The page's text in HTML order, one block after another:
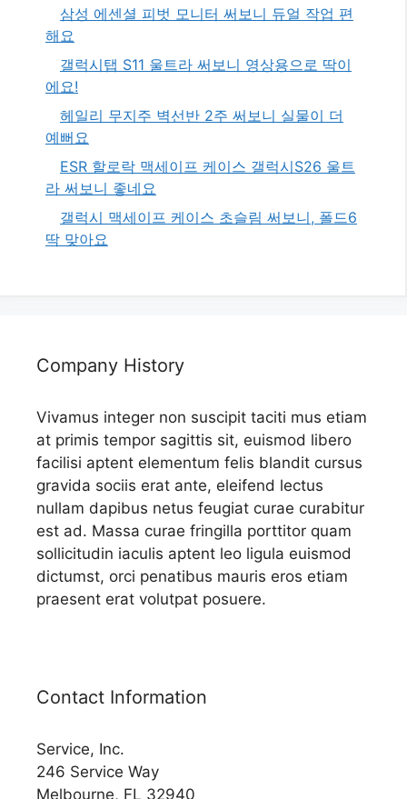
삼성 에센셜 피벗 모니터 써보니 듀얼 작업 편
해요
갤럭시탭 S11 울트라 써보니 영상용으로 딱이
에요!
헤일리 무지주 벽선반 2주 써보니 실물이 더
예뻐요
ESR 할로락 맥세이프 케이스 갤럭시S26 울트
라 써보니 좋네요
갤럭시 맥세이프 케이스 초슬림 써보니, 폴드6
딱 맞아요
Company History
Vivamus integer non suscipit taciti mus etiam
at primis tempor sagittis sit, euismod libero
facilisi aptent elementum felis blandit cursus
gravida sociis erat ante, eleifend lectus
nullam dapibus netus feugiat curae curabitur
est ad. Massa curae fringilla porttitor quam
sollicitudin iaculis aptent leo ligula euismod
dictumst, orci penatibus mauris eros etiam
praesent erat volutpat posuere.
Contact Information
Service, Inc.
246 Service Way
Melbourne, FL 32940